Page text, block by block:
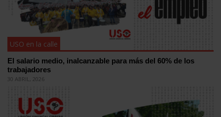
USO en la calle
El salario medio, inalcanzable para más del 60% de los
trabajadores
30 ABRIL, 2026